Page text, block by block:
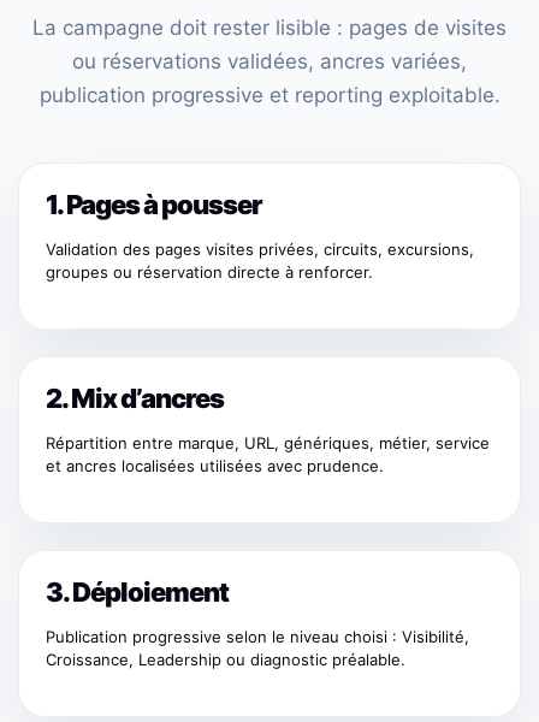
La campagne doit rester lisible : pages de visites
ou réservations validées, ancres variées,
publication progressive et reporting exploitable.
1. Pages à pousser
Validation des pages visites privées, circuits, excursions,
groupes ou réservation directe à renforcer.
2. Mix d’ancres
Répartition entre marque, URL, génériques, métier, service
et ancres localisées utilisées avec prudence.
3. Déploiement
Publication progressive selon le niveau choisi : Visibilité,
Croissance, Leadership ou diagnostic préalable.